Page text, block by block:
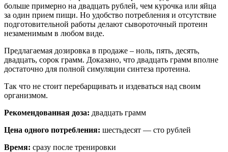
больше примерно на двадцать рублей, чем курочка или яйца
за один прием пищи. Но удобство потребления и отсутствие
подготовительной работы делают сывороточный протеин
незаменимым в любом виде.
Предлагаемая дозировка в продаже – ноль, пять, десять,
двадцать, сорок грамм. Доказано, что двадцать грамм вполне
достаточно для полной симуляции синтеза протеина.
Так что не стоит перебарщивать и издеваться над своим
организмом.
Рекомендованная доза: двадцать грамм
Цена одного потребления: шестьдесят — сто рублей
Время: сразу после тренировки